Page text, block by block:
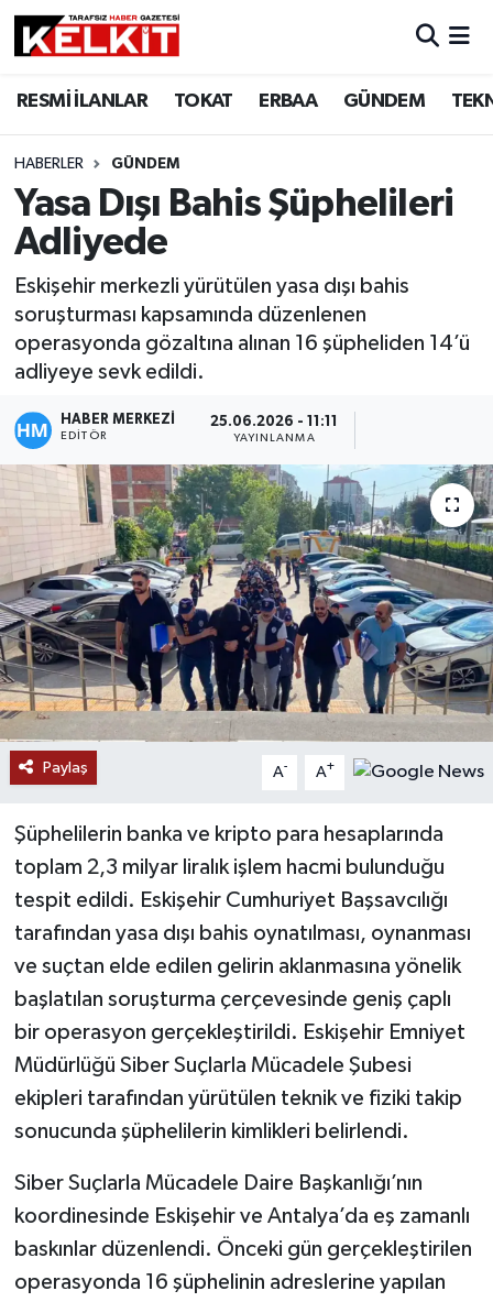
RESMİ İLANLAR TOKAT ERBAA GÜNDEM
HABERLER GÜNDEM
Yasa Dışı Bahis Şüphelileri
Adliyede
Eskişehir merkezli yürütülen yasa dışı bahis
soruşturması kapsamında düzenlenen
operasyonda gözaltına alınan 16 şüpheliden 14’ü
adliyeye sevk edildi.
HABER MERKEZİ
EDITÖR
25.06.2026 - 11:11
YAYINLANMA
Paylaş A- A+
Şüphelilerin banka ve kripto para hesaplarında
toplam 2,3 milyar liralık işlem hacmi bulunduğu
tespit edildi. Eskişehir Cumhuriyet Başsavcılığı
tarafından yasa dışı bahis oynatılması, oynanması
ve suçtan elde edilen gelirin aklanmasına yönelik
başlatılan soruşturma çerçevesinde geniş çaplı
bir operasyon gerçekleştirildi. Eskişehir Emniyet
Müdürlüğü Siber Suçlarla Mücadele Şubesi
ekipleri tarafından yürütülen teknik ve fiziki takip
sonucunda şüphelilerin kimlikleri belirlendi.
Siber Suçlarla Mücadele Daire Başkanlığı’nın
koordinesinde Eskişehir ve Antalya’da eş zamanlı
baskınlar düzenlendi. Önceki gün gerçekleştirilen
operasyonda 16 şüphelinin adreslerine yapılan